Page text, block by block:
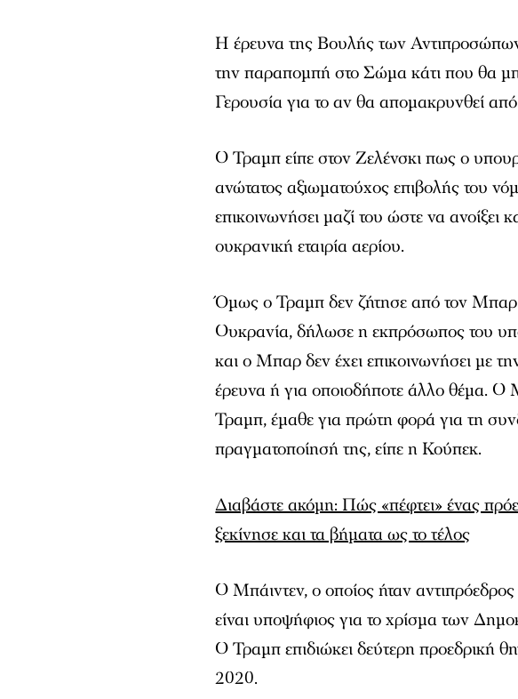
Η έρευνα της Βουλής των
την παραπομπή στο Σώμα κάτι που θα
Γερουσία για το αν θα απομακρυνθεί
Ο Τραμπ είπε στον Ζελένσκι πως ο
ανώτατος αξιωματούχος επιβολής του
επικοινωνήσει μαζί του ώστε να ανοίξει
ουκρανική εταιρία αερίου.
Όμως ο Τραμπ δεν ζήτησε από τον Μπαρ
Ουκρανία, δήλωσε η εκπρόσωπος του
και ο Μπαρ δεν έχει επικοινωνήσει με
έρευνα ή για οποιοδήποτε άλλο θέμα. Ο
Τραμπ, έμαθε για πρώτη φορά για τη
πραγματοποίησή της, είπε η Κούπεκ.
Διαβάστε ακόμη: Πώς «πέφτει» ένας
ξεκίνησε και τα βήματα ως το τέλος
Ο Μπάιντεν, ο οποίος ήταν
είναι υποψήφιος για το χρίσμα των
Ο Τραμπ επιδιώκει δεύτερη προεδρική
2020.